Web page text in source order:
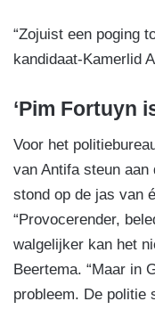
“Zojuist een poging
kandidaat-Kamerlid
‘Pim Fortuyn
Voor het
van Antifa steun aan
stond op de jas van
“Provocerender,
walgelijker kan het
Beertema. “Maar in
probleem. De politie